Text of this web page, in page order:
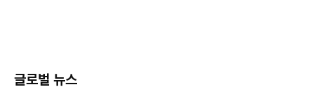
글로벌 뉴스